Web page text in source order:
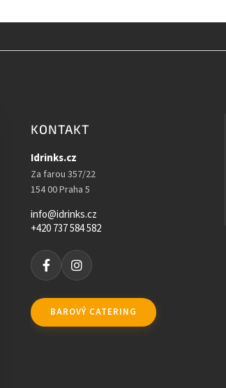
KONTAKT
Idrinks.cz
Za farou 357/22
154 00 Praha 5
info@idrinks.cz
+420 737 584 582
BAROVÝ CATERING